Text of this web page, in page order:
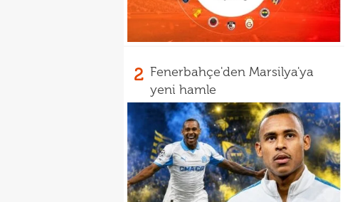
2 Fenerbahçe'den Marsilya'ya
yeni hamle